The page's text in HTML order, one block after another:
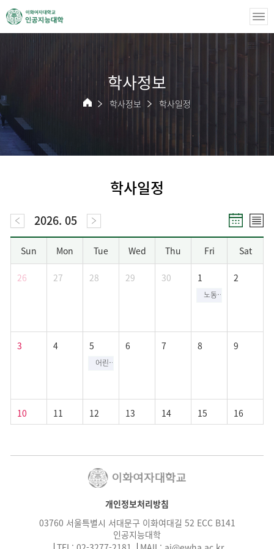
학사정보
학사정보 학사일정
학사일정
2026. 05
Sun Mon Tue Wed Thu Fri Sat
26 27 28 29 30 1 2
노동절 (공휴일)
3 4 5 6 7 8 9
어린이날 (공휴일)
10 11 12 13 14 15 16
19 20 21
개인정보처리방침
03760 서울특별시 서대문구 이화여대길 52 ECC B141
인공지능대학